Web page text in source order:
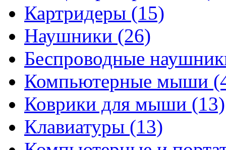
Картридеры (15)
Наушники (26)
Беспроводные
Компьютерные мыши
Коврики для мыши (13)
Клавиатуры (13)